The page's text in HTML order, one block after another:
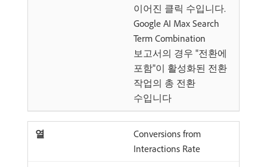
이어진 클릭 수입니다.
Google AI Max Search
Term Combination
보고서의 경우 "전환에
포함"이 활성화된 전환
작업의 총 전환
수입니다
Conversions from
Interactions Rate